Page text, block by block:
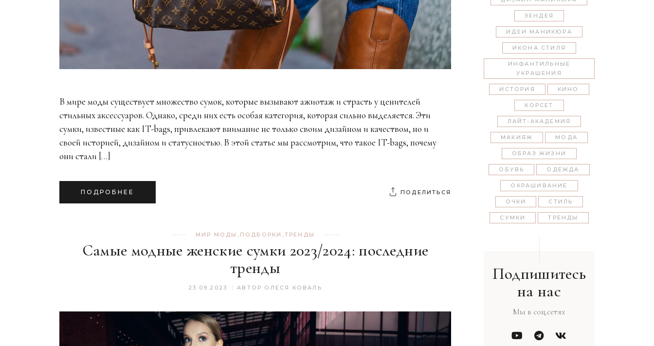
В мире моды существует множество сумок, которые вызывают ажиотаж и страсть у ценителей
стильных аксессуаров. Однако, среди них есть особая категория, которая сильно выделяется. Эти
сумки, известные как IT-bags, привлекают внимание не только своим дизайном и качеством, но и
своей историей, дизайном и статусностью. В этой статье мы рассмотрим, что такое IT-bags, почему
они стали […]
ПОДРОБНЕЕ ПОДЕЛИТЬСЯ
МИР МОДЫ , ПОДБОРКИ ,ТРЕНДЫ
Самые модные женские сумки 2023/2024: последние
тренды
23.09.2023 АВТОР ОЛЕСЯ КОВАЛЬ
ЗЕНДЕЯ
ИДЕИ МАНИКЮРА
ИКОНА СТИЛЯ
ИНФАНТИЛЬНЫЕ
УКРАШЕНИЯ
ИСТОРИЯ КИНО
КОРСЕТ
ЛАЙТ-АКАДЕМИЯ
МАКИЯЖ МОДА
ОБРАЗ ЖИЗНИ
ОБУВЬ ОДЕЖДА
ОКРАШИВАНИЕ
ОЧКИ СТИЛЬ
СУМКИ ТРЕНДЫ
Подпишитесь
на нас
Мы в соц.сетях